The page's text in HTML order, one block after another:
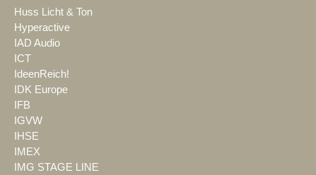
Huss Licht & Ton
Hyperactive
IAD Audio
ICT
IdeenReich!
IDK Europe
IFB
IGVW
IHSE
IMEX
IMG STAGE LINE